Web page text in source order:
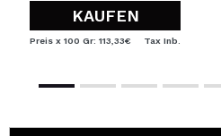
KAUFEN
Preis x 100 Gr: 113,33€ Tax Inb.